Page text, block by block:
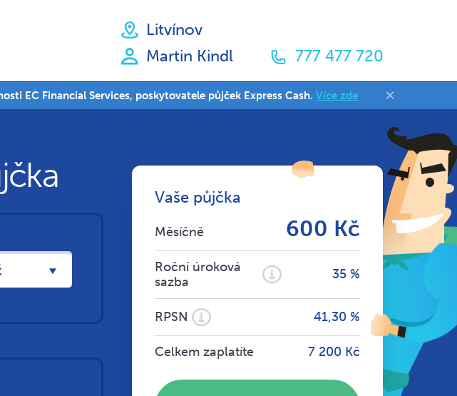
Litvínov
Martin Kindl
777 477 720
EC Financial Services, poskytovatele půjček Express Cash. Více zde ×
Vaše půjčka
Měsíčně 600 Kč
Roční úroková
sazba
35 %
RPSN 41,30 %
Celkem zaplatíte 7 200 Kč